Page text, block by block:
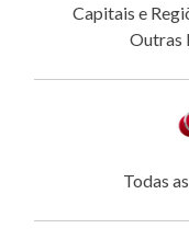
Capitais e
Outras
Todas